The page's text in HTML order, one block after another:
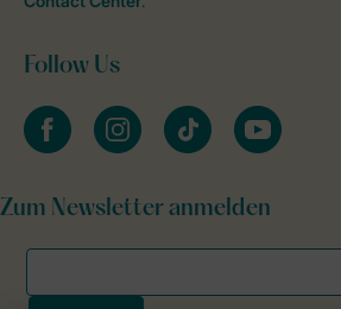
Follow Us
facebookinstagramtiktok youtube
Zum Newsletter anmelden